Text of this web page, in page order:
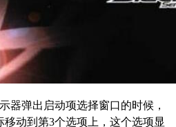
器弹出启动项选择窗口的时候，
动到第3个选项上，这个选项显